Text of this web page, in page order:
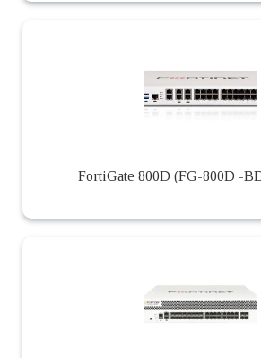
FortiGate 800D (FG-800D -